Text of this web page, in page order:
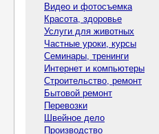
Видео и фотосъемка
Красота, здоровье
Услуги для животных
Частные уроки, курсы
Семинары, тренинги
Интернет и компьютеры
Строительство, ремонт
Бытовой ремонт
Перевозки
Швейное дело
Производство